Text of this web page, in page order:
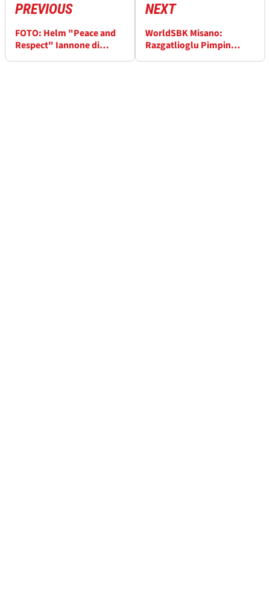
PREVIOUS
FOTO: Helm "Peace and
Respect" Iannone di
NEXT
WorldSBK Misano:
Razgatlioglu Pimpin